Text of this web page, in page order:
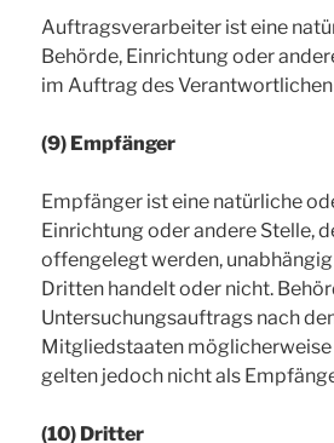
Auftragsverarbeiter ist eine
Behörde, Einrichtung oder
im Auftrag des
(9) Empfänger
Empfänger ist eine natürliche
Einrichtung oder andere Stelle,
offengelegt werden,
Dritten handelt oder nicht.
Untersuchungsauftrags nach
Mitgliedstaaten
gelten jedoch nicht als
(10) Dritter